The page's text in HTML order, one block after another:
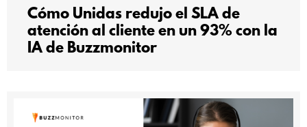
Cómo Unidas redujo el SLA de
atención al cliente en un 93% con la
IA de Buzzmonitor